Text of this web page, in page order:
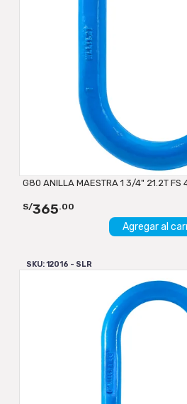
G80 ANILLA MAESTRA 1 3/4" 21.2T FS
S/365.00
Agregar al
SKU: 12016 - SLR